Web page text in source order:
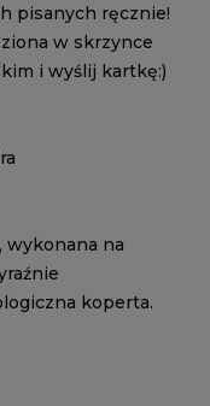
pisanych ręcznie!
w skrzynce
i wyślij kartkę:)
wykonana na
koperta.